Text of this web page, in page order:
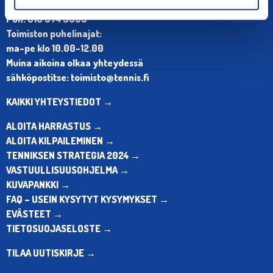
Puh. 010 574 3959
Toimiston puhelinajat:
ma-pe klo 10.00-12.00
Muina aikoina olkaa yhteydessä
sähköpostitse: toimisto@tennis.fi
KAIKKI YHTEYSTIEDOT →
ALOITA HARRASTUS →
ALOITA KILPAILEMINEN →
TENNIKSEN STRATEGIA 2024 →
VASTUULLISUUSOHJELMA →
KUVAPANKKI →
FAQ – USEIN KYSYTYT KYSYMYKSET →
EVÄSTEET →
TIETOSUOJASELOSTE →
TILAA UUTISKIRJE →